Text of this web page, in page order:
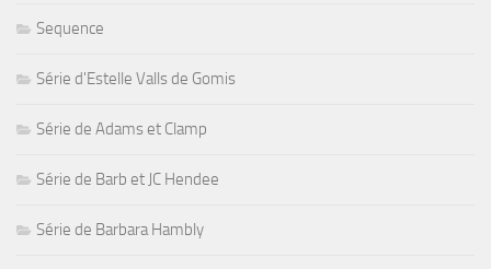
Sequence
Série d'Estelle Valls de Gomis
Série de Adams et Clamp
Série de Barb et JC Hendee
Série de Barbara Hambly